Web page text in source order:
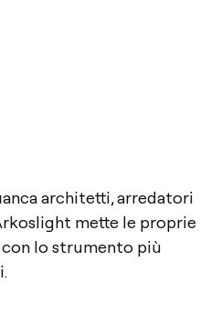
architetti, arredatori
mette le proprie
lo strumento più